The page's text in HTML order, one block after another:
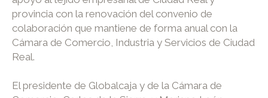
provincia con la renovación del convenio de
colaboración que mantiene de forma anual con la
Cámara de Comercio, Industria y Servicios de Ciudad
Real.
El presidente de Globalcaja y de la Cámara de